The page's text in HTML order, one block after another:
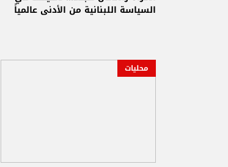
السياسة اللبنانية من الأدنى عالمياً
محليات